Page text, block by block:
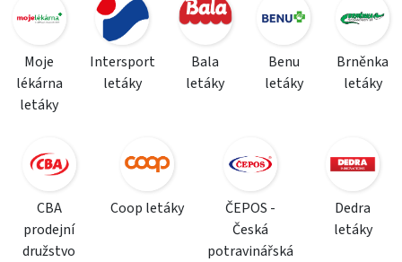
Moje
lékárna
letáky
Intersport
letáky
Bala
letáky
Benu
letáky
Brněnka
letáky
CBA
prodejní
družstvo
Coop letáky
ČEPOS -
Česká
potravinářská
Dedra
letáky